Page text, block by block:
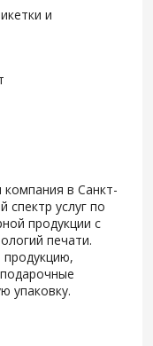
и
в Санкт-
спектр услуг по
продукции с
печати.
продукцию,
упаковку.